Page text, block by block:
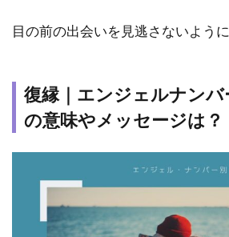
目の前の出会いを見逃さないよう
復縁｜エンジェルナンバ
の意味やメッセージは？